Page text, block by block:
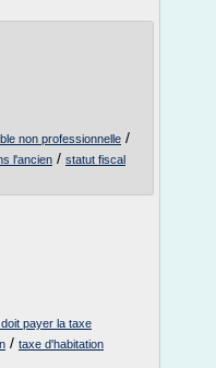
non professionnelle /
l'ancien / statut fiscal
payer la taxe
/ taxe d'habitation